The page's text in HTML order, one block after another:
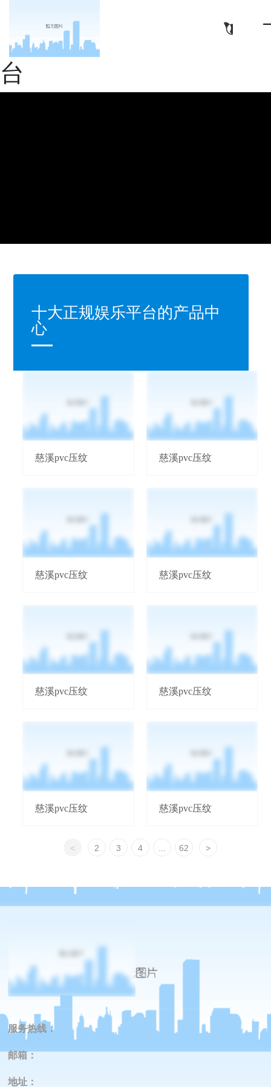
亿华高新材料（南通）有
限公司-十大正规娱乐平
台
十大正规娱乐平台的产品中
心
慈溪pvc压纹 慈溪pvc压纹
慈溪pvc压纹 慈溪pvc压纹
慈溪pvc压纹 慈溪pvc压纹
慈溪pvc压纹 慈溪pvc压纹
< 2 3 4 62 >
服务热线：
邮箱：
地址 ：